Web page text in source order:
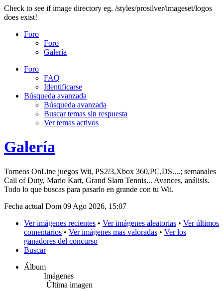
Check to see if image directory eg. /styles/prosilver/imageset/logos
does exist!
Foro
Foro
Galería
Foro
FAQ
Identificarse
Búsqueda avanzada
Búsqueda avanzada
Buscar temas sin respuesta
Ver temas activos
Galería
Torneos OnLine juegos Wii, PS2/3,Xbox 360,PC,DS....; semanales
Call of Duty, Mario Kart, Grand Slam Tennis... Avances, análisis.
Todo lo que buscas para pasarlo en grande con tu Wii.
Fecha actual Dom 09 Ago 2026, 15:07
Ver imágenes recientes • Ver imágenes aleatorias • Ver últimos
comentarios • Ver imágenes mas valoradas • Ver los
ganadores del concurso
Buscar
Álbum
Imágenes
Última imagen